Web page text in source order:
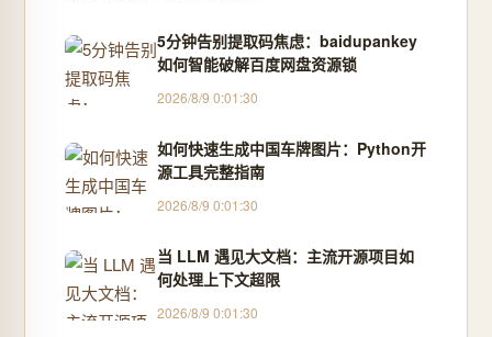
5分钟告别提取码焦虑：baidupankey
如何智能破解百度网盘资源锁
2026/8/9 0:01:30
如何快速生成中国车牌图片：Python开
源工具完整指南
2026/8/9 0:01:30
当 LLM 遇见大文档：主流开源项目如
何处理上下文超限
2026/8/9 0:01:30